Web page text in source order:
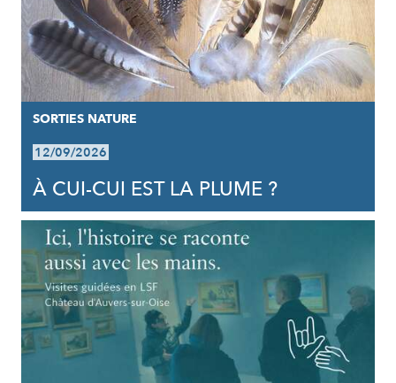
SORTIES NATURE
12/09/2026
À CUI-CUI EST LA PLUME ?